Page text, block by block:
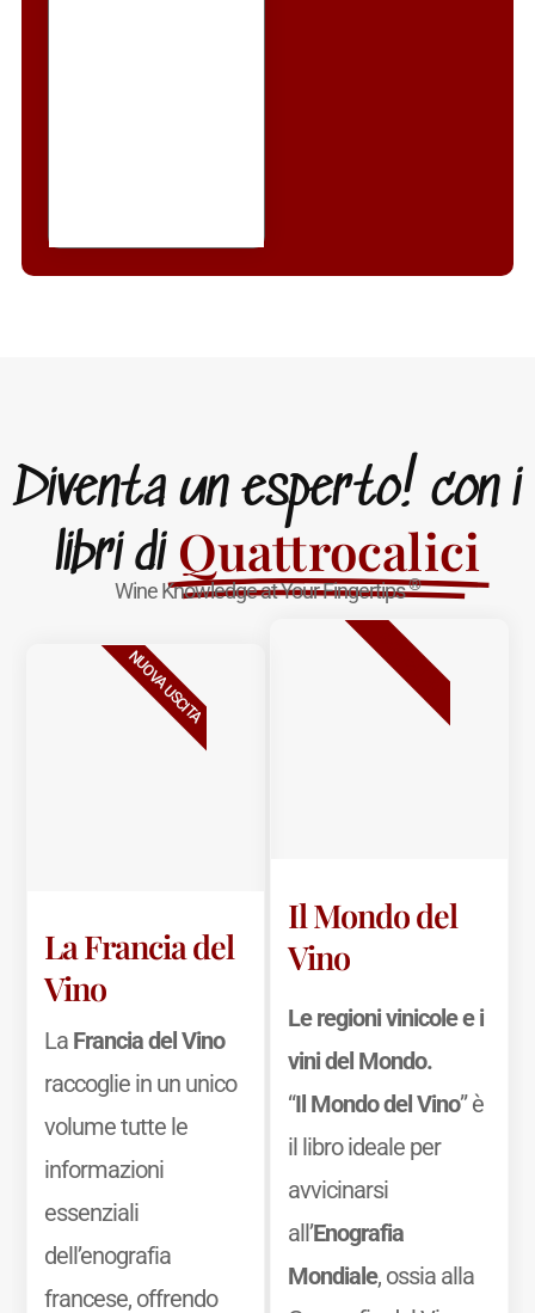
Diventa un esperto! con i
libri di Quattrocalici
Wine Knowledge at Your Fingertips®
La Francia del
Vino
La Francia del Vino
raccoglie in un unico
volume tutte le
informazioni
essenziali
dell’enografia
francese, offrendo
NUOVA USCITA
Il Mondo del
Vino
Le regioni vinicole e i
vini del Mondo.
“Il Mondo del Vino” è
il libro ideale per
avvicinarsi
all’Enografia
Mondiale, ossia alla
BESTSELLER